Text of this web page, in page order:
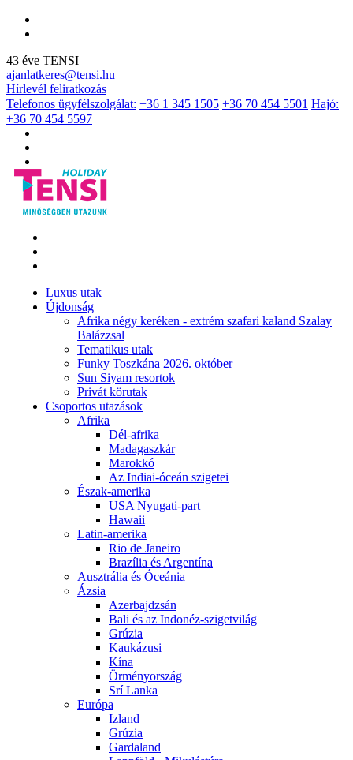
43 éve TENSI
ajanlatkeres@tensi.hu
Hírlevél feliratkozás
Telefonos ügyfélszolgálat: +36 1 345 1505 +36 70 454 5501 Hajó:
+36 70 454 5597
Luxus utak
Újdonság
Afrika négy keréken - extrém szafari kaland Szalay
Balázzsal
Tematikus utak
Funky Toszkána 2026. október
Sun Siyam resortok
Privát körutak
Csoportos utazások
Afrika
Dél-afrika
Madagaszkár
Marokkó
Az Indiai-óceán szigetei
Észak-amerika
USA Nyugati-part
Hawaii
Latin-amerika
Rio de Janeiro
Brazília és Argentína
Ausztrália és Óceánia
Ázsia
Azerbajdzsán
Bali és az Indonéz-szigetvilág
Grúzia
Kaukázusi
Kína
Örményország
Srí Lanka
Európa
Izland
Grúzia
Gardaland